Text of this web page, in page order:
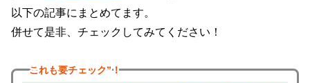
以下の記事にまとめてます。
併せて是非、チェックしてみてください！
これも要チェック”！